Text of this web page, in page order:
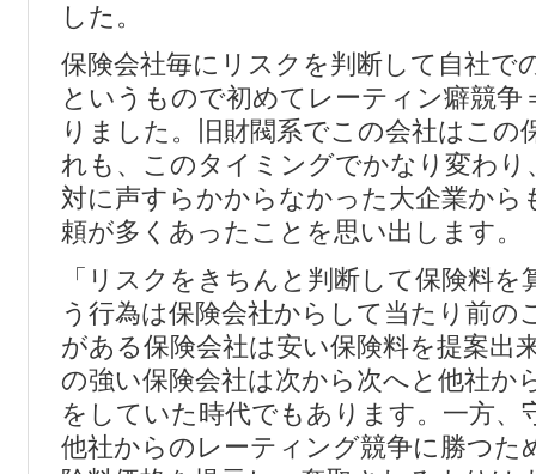
した。
保険会社毎にリスクを判断して自社で
というもので初めてレーティン癖競争
りました。旧財閥系でこの会社はこの
れも、このタイミングでかなり変わ
対に声すらかからなかった大企業から
頼が多くあったことを思い出します。
「リスクをきちんと判断して保険料
う行為は保険会社からして当たり前の
がある保険会社は安い保険料を提案出
の強い保険会社は次から次へと他社か
をしていた時代でもあります。一方、
他社からのレーティング競争に勝つた